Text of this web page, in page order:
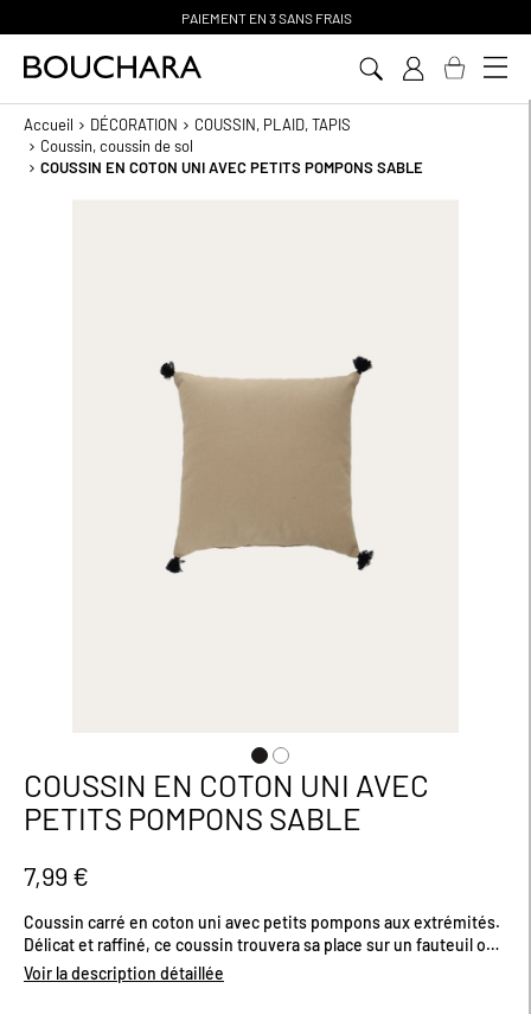
PAIEMENT EN 3 SANS FRAIS
Accueil DÉCORATION
COUSSIN, PLAID, TAPIS
Coussin, coussin de sol
COUSSIN EN COTON UNI AVEC PETITS POMPONS SABLE
Passer
au
début
la
Galerie
d’images
COUSSIN EN COTON UNI AVEC
PETITS POMPONS SABLE
7,99 €
Coussin carré en coton uni avec petits pompons aux extrémités.
Délicat et raffiné, ce coussin trouvera sa place sur un fauteuil ou
votre canapé. Non déhoussable. Produit certifié OEKO-TEX®.
Existe en plusieurs coloris. Dimensions (cm) : H40 x L40
Voir la description détaillée